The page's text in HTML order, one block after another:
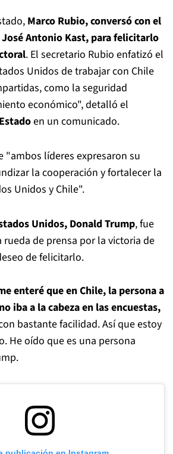
Marco Rubio, conversó con el
Antonio Kast, para felicitarlo
. El secretario Rubio enfatizó el
Unidos de trabajar con Chile
como la seguridad
económico", detalló el
en un comunicado.
"ambos líderes expresaron su
la cooperación y fortalecer la
Unidos y Chile".
Unidos, Donald Trump, fue
de prensa por la victoria de
de felicitarlo.
enteré que en Chile, la persona a
iba a la cabeza en las encuestas,
bastante facilidad. Así que estoy
He oído que es una persona